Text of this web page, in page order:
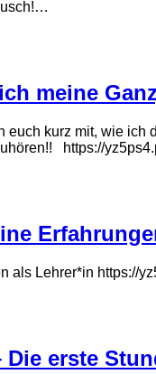
meine
euch kurz mit, wie
https://
als Lehrer*in https://
erste